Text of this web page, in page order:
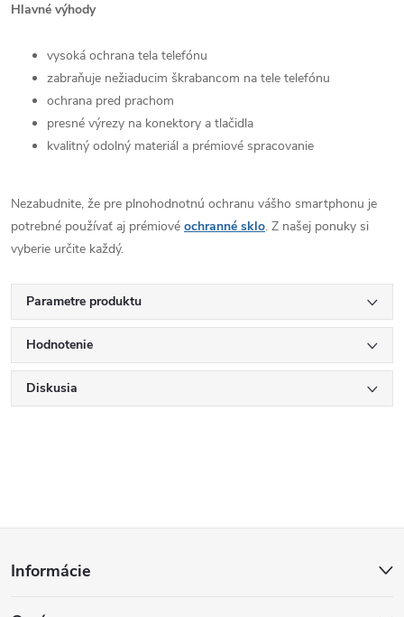
Hlavné výhody
vysoká ochrana tela telefónu
zabraňuje nežiaducim škrabancom na tele telefónu
ochrana pred prachom
presné výrezy na konektory a tlačidla
kvalitný odolný materiál a prémiové spracovanie
Nezabudnite, že pre plnohodnotnú ochranu vášho smartphonu je
potrebné používať aj prémiové ochranné sklo. Z našej ponuky si
vyberie určite každý.
Parametre produktu
Hodnotenie
Diskusia
Informácie